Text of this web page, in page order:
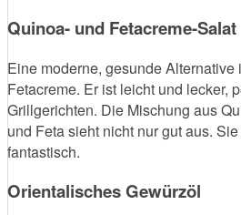
Quinoa- und Fetacreme-Salat
Eine moderne, gesunde Alternative
Fetacreme. Er ist leicht und lecker,
Grillgerichten. Die Mischung aus
und Feta sieht nicht nur gut aus.
fantastisch.
Orientalisches Gewürzöl